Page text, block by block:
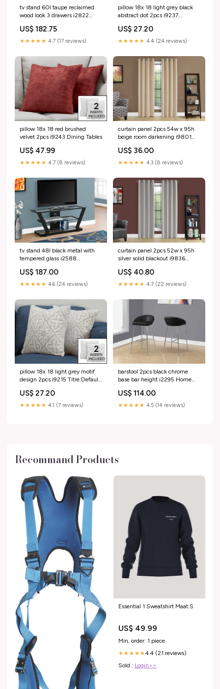
tv stand 60l taupe reclaimed
wood look 3 drawers i2822
US$ 182.75
★★★★★ 4.7 (17 reviews)
pillow 18x 18 light grey black
abstract dot 2pcs i9237
US$ 27.20
★★★★★ 4.4 (24 reviews)
pillow 18x 18 red brushed
velvet 2pcs i9243 Dining Tables
US$ 47.99
★★★★★ 4.7 (8 reviews)
curtain panel 2pcs 54w x 95h
beige room darkening i9801
US$ 36.00
★★★★★ 4.3 (8 reviews)
tv stand 48l black metal with
tempered glass i2588
US$ 187.00
★★★★★ 4.6 (24 reviews)
curtain panel 2pcs 52w x 95h
silver solid blackout i9836
US$ 40.80
★★★★★ 4.7 (22 reviews)
pillow 18x 18 light grey motif
design 2pcs i9215 Titre:Default
US$ 27.20
★★★★★ 4.1 (7 reviews)
barstool 2pcs black chrome
base bar height i2295 Home
US$ 114.00
★★★★★ 4.5 (14 reviews)
Recommand Products
Essential 1 Sweatshirt Maat:S
US$ 49.99
Min. order: 1 piece
★★★★★4.4 (21 reviews)
Sold : Login>>